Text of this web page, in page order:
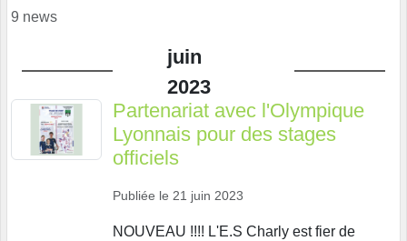
9 news
juin
2023
Partenariat avec l'Olympique
Lyonnais pour des stages
officiels
Publiée le 21 juin 2023
NOUVEAU !!!! L'E.S Charly est fier de